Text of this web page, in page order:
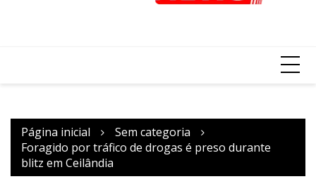
Página inicial
Sem categoria
Foragido por tráfico de drogas é preso durante
blitz em Ceilândia